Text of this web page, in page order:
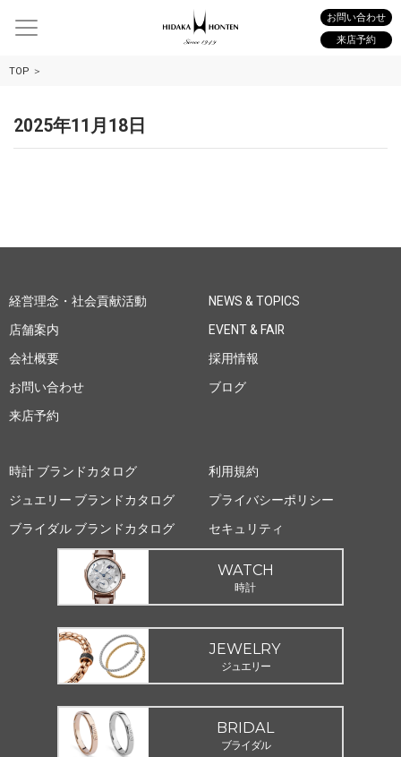
お問い合わせ
来店予約
TOP
2025年11月18日
経営理念・社会貢献活動
店舗案内
会社概要
お問い合わせ
来店予約
NEWS & TOPICS
EVENT & FAIR
採用情報
ブログ
時計 ブランドカタログ
ジュエリー ブランドカタログ
ブライダル ブランドカタログ
利用規約
プライバシーポリシー
セキュリティ
WATCH
時計
JEWELRY
ジュエリー
BRIDAL
ブライダル